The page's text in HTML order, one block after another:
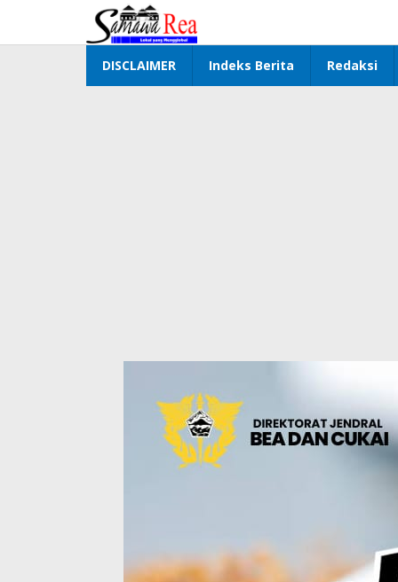
konten
DISCLAIMER Indeks Berita Redaksi